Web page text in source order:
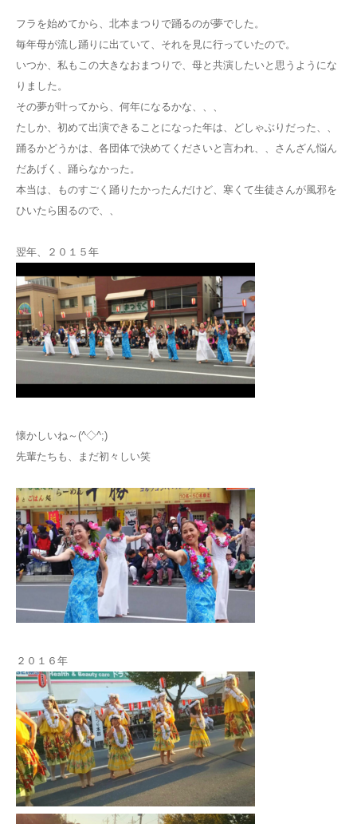
フラを始めてから、北本まつりで踊るのが夢でした。
毎年母が流し踊りに出ていて、それを見に行っていたので。
いつか、私もこの大きなおまつりで、母と共演したいと思うようにな
りました。
その夢が叶ってから、何年になるかな、、、
たしか、初めて出演できることになった年は、どしゃぶりだった、、
踊るかどうかは、各団体で決めてくださいと言われ、、さんざん悩ん
だあげく、踊らなかった。
本当は、ものすごく踊りたかったんだけど、寒くて生徒さんが風邪を
ひいたら困るので、、
翌年、２０１５年
懐かしいね～(^◇^;)
先輩たちも、まだ初々しい笑
２０１６年